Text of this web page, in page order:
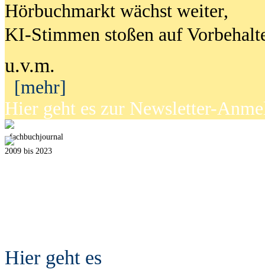
Hörbuchmarkt wächst weiter,
KI-Stimmen stoßen auf
u.v.m.
[mehr]
Hier geht es zur Newsletter-
fachbuchjournal
2009 bis 2023
Hier geht es